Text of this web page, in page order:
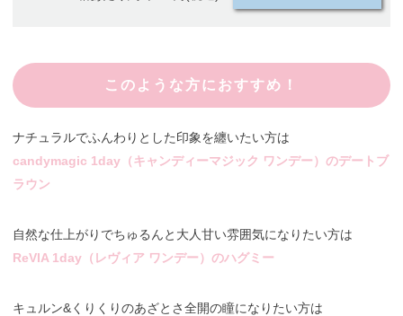
このような方におすすめ！
ナチュラルでふんわりとした印象を纏いたい方は
candymagic 1day（キャンディーマジック ワンデー）のデートブ
ラウン
自然な仕上がりでちゅるんと大人甘い雰囲気になりたい方は
ReVIA 1day（レヴィア ワンデー）のハグミー
キュルン&くりくりのあざとさ全開の瞳になりたい方は